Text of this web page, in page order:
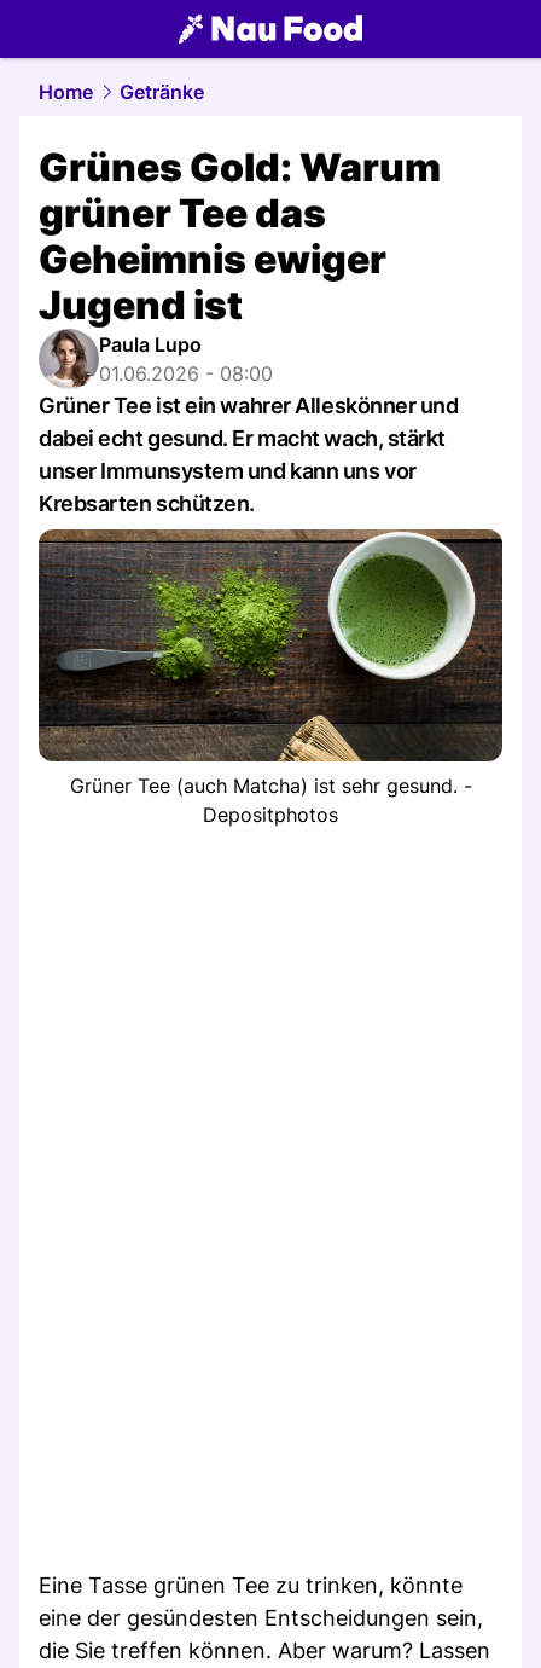
food.NAU.ch
Home Getränke
Grünes Gold: Warum
grüner Tee das
Geheimnis ewiger
Jugend ist
Paula Lupo
01.06.2026 - 08:00
Grüner Tee ist ein wahrer Alleskönner und
dabei echt gesund. Er macht wach, stärkt
unser Immunsystem und kann uns vor
Krebsarten schützen.
Grüner Tee (auch Matcha) ist sehr gesund. -
Depositphotos
Eine Tasse grünen Tee zu trinken, könnte
eine der gesündesten Entscheidungen sein,
die Sie treffen können. Aber warum? Lassen